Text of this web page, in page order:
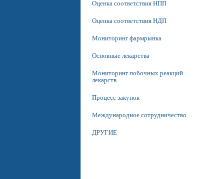
Оценка соответствия НПП
Оценка соответствия НДП
Мониторинг фармрынка
Основные лекарства
Мониторинг побочных реакций
лекарств
Процесс закупок
Международное сотрудничество
ДРУГИЕ